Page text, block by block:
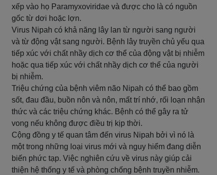
xếp vào họ Paramyxoviridae và được cho là có nguồn
gốc từ dơi hoặc lợn.
Virus Nipah có khả năng lây lan từ người sang người
và từ động vật sang người. Bệnh lây truyền chủ yếu qua
tiếp xúc với chất nhầy dịch cơ thể của động vật bị nhiễm
hoặc qua tiếp xúc với chất nhầy dịch cơ thể của người
bị nhiễm.
Triệu chứng của bệnh viêm não Nipah có thể bao gồm
sốt, đau đầu, buồn nôn và nôn, mất trí nhớ, rối loạn nhận
thức và các triệu chứng khác. Bệnh có thể gây ra tử
vong nếu không được điều trị kịp thời.
Cộng đồng y tế quan tâm đến virus Nipah bởi vì nó là
một trong những loại virus mới và nguy hiểm đang diễn
biến phức tạp. Việc nghiên cứu về virus này giúp cải
thiện hệ thống y tế và phòng chống bệnh truyền nhiễm.